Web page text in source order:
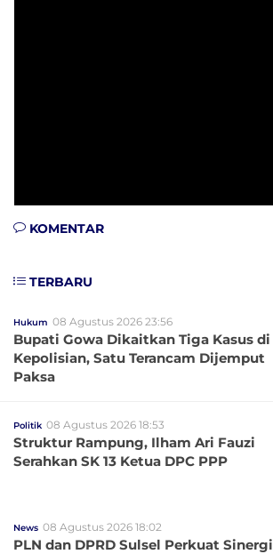
KOMENTAR
TERBARU
Hukum 08 Agustus 2026 23:56
Bupati Gowa Dikaitkan Tiga Kasus di
Kepolisian, Satu Terancam Dijemput
Paksa
Politik 08 Agustus 2026 18:53
Struktur Rampung, Ilham Ari Fauzi
Serahkan SK 13 Ketua DPC PPP
News 08 Agustus 2026 18:02
PLN dan DPRD Sulsel Perkuat Sinergi